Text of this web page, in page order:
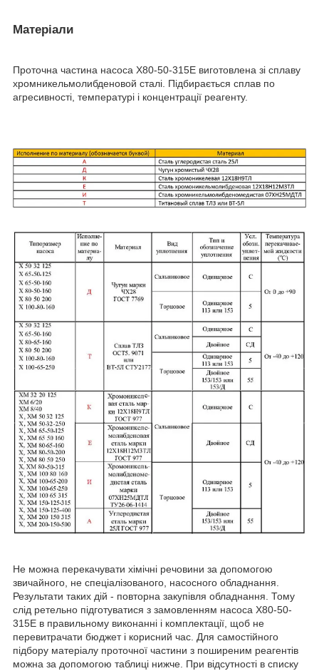
Матеріали
Проточна частина насоса Х80-50-315Е виготовлена зі сплаву
хромникельмолибденовой сталі. Підбирається сплав по
агресивності, температурі і концентрації реагенту.
Не можна перекачувати хімічні речовини за допомогою
звичайного, не спеціалізованого, насосного обладнання.
Результати таких дій - повторна закупівля обладнання. Тому
слід ретельно підготуватися з замовленням насоса Х80-50-
315Е в правильному виконанні і комплектації, щоб не
перевитрачати бюджет і корисний час. Для самостійного
підбору матеріалу проточної частини з поширеним реагентів
можна за допомогою таблиці нижче. При відсутності в списку